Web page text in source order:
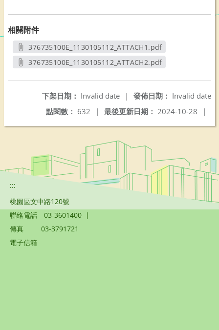
相關附件
376735100E_1130105112_ATTACH1.pdf
另開新視窗
376735100E_1130105112_ATTACH2.pdf
發佈日期： Invalid date
下架日期： Invalid date
|
最後更新日期： 2024-10-28 |
點閱數： 632 |
:::
桃園區文中路120號
聯絡電話
03-3601400 |
傳真
03-3791721
電子信箱